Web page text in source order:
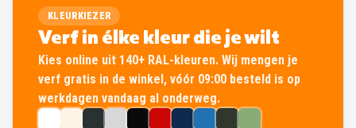
KLEURKIEZER
Verf in élke kleur die je wilt
Kies online uit 140+ RAL-kleuren. Wij mengen je
verf gratis in de winkel, vóór 09:00 besteld is op
werkdagen vandaag al onderweg.